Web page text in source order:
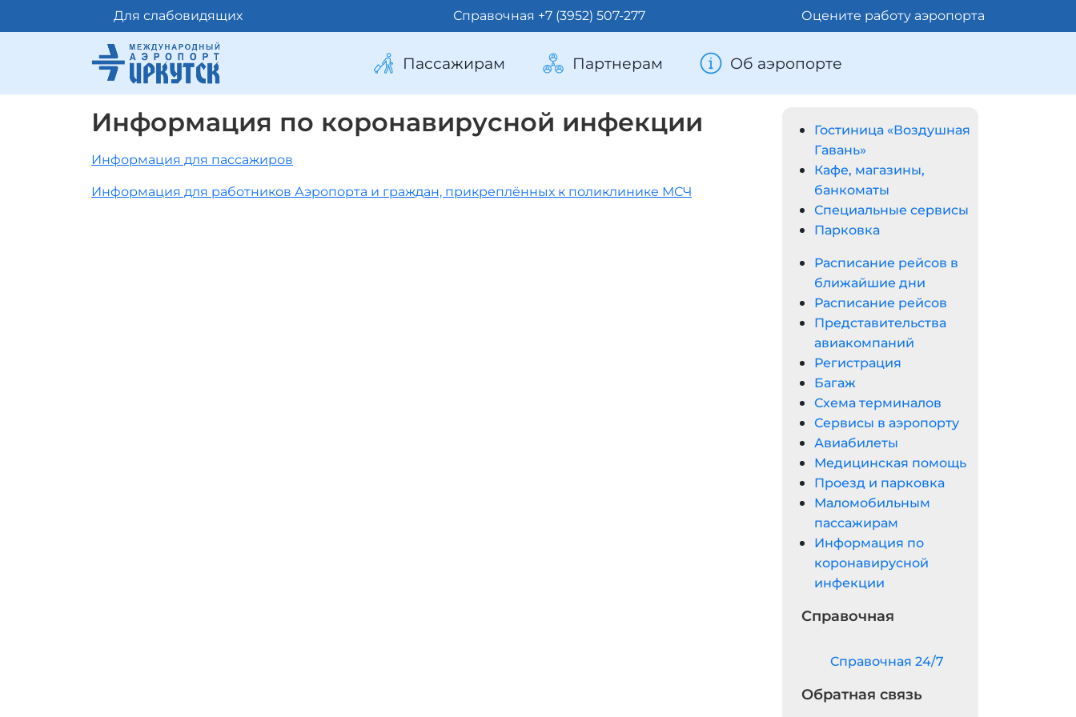
Для слабовидящих Справочная +7 (3952) 507-277 Оцените работу аэропорта
Пассажирам Партнерам Об аэропорте
Информация по коронавирусной инфекции
Информация для пассажиров
Информация для работников Аэропорта и граждан, прикреплённых к поликлинике МСЧ
Гостиница «Воздушная
Гавань»
Кафе, магазины,
банкоматы
Специальные сервисы
Парковка
Расписание рейсов в
ближайшие дни
Расписание рейсов
Представительства
авиакомпаний
Регистрация
Багаж
Схема терминалов
Сервисы в аэропорту
Авиабилеты
Медицинская помощь
Проезд и парковка
Маломобильным
пассажирам
Информация по
коронавирусной
инфекции
Справочная
Cправочная 24/7
Обратная связь